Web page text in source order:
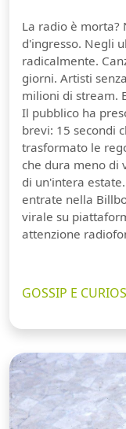
La radio è morta?
d'ingresso. Negli
radicalmente.
giorni. Artisti
milioni di stream.
Il pubblico ha
brevi: 15 secondi
trasformato le
che dura meno di
di un'intera
entrate nella
virale su
attenzione
GOSSIP E